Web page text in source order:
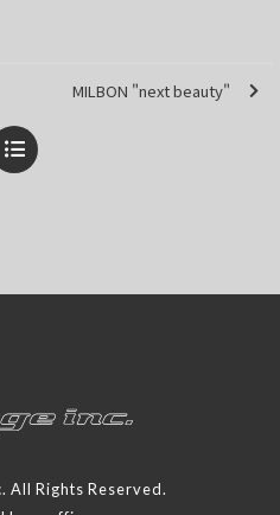
MILBON "next beauty"
All Rights Reserved.